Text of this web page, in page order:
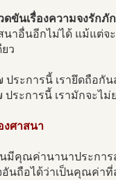
ดขันเรื่องความจงรักภั
นาอื่นอีกไม่ได้ แม้แต่จ
ว
ประการนี้ เรายึดถือกั
ประการนี้ เรามักจะไม่
ศาสนา
มีคุณค่านานาประกา
อันถือได้ว่าเป็นคุณค่า